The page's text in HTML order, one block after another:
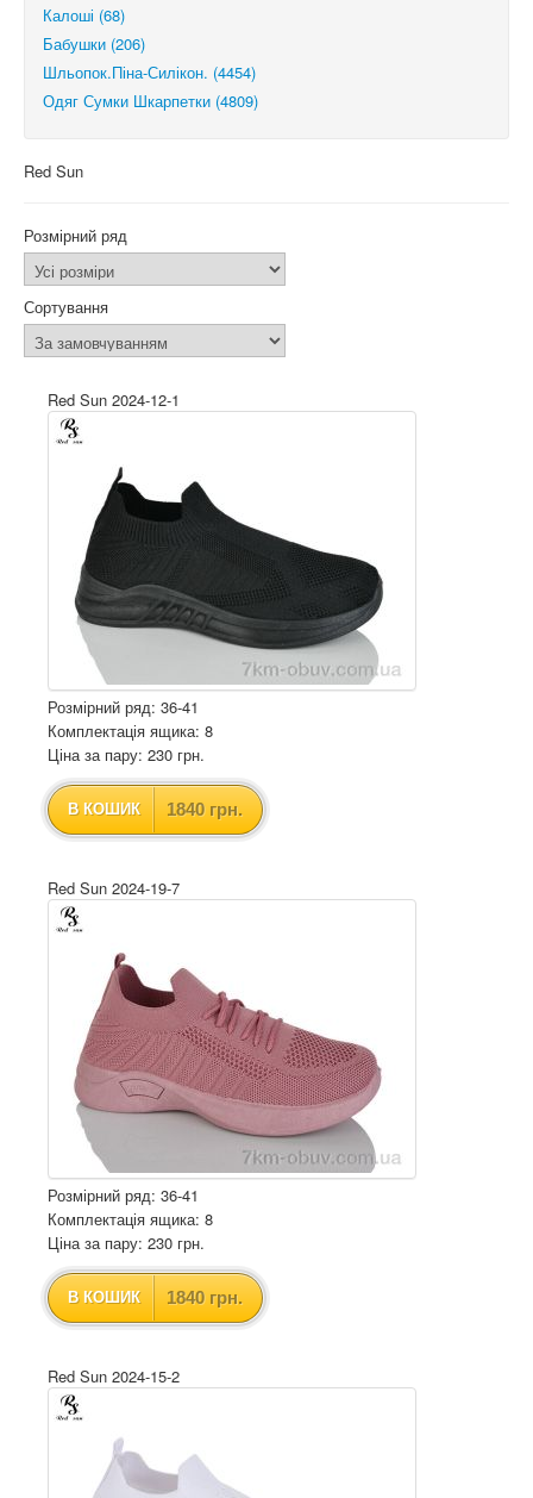
Калоші (68)
Бабушки (206)
Шльопок.Піна-Силікон. (4454)
Одяг Сумки Шкарпетки (4809)
Red Sun
Розмірний ряд
Сортування
Red Sun 2024-12-1
Розмірний ряд: 36-41
Комплектація ящика: 8
Ціна за пару: 230 грн.
В КОШИК 1840 грн.
Red Sun 2024-19-7
Розмірний ряд: 36-41
Комплектація ящика: 8
Ціна за пару: 230 грн.
В КОШИК 1840 грн.
Red Sun 2024-15-2